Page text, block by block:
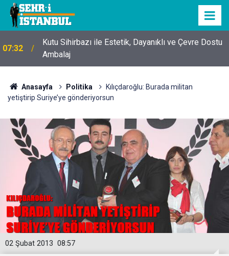
07:32
Kutu Sihirbazı ile Estetik, Dayanıklı ve Çevre Dostu
Ambalaj
Anasayfa Politika
Kılıçdaroğlu: Burada militan
yetiştirip Suriye’ye gönderiyorsun
08:57
02 Şubat 2013